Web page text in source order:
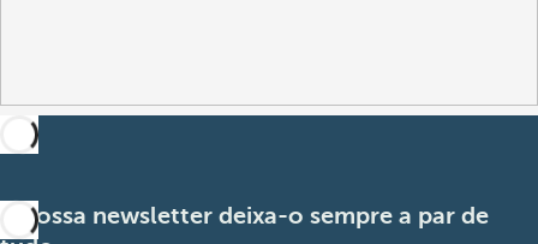
A nossa newsletter deixa-o sempre a par de